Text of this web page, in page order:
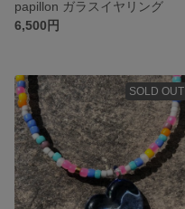
papillon ガラスイヤリング
6,500円
SOLD OUT